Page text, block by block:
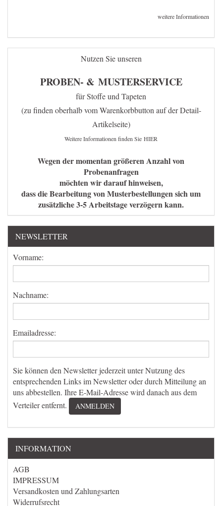
weitere Informationen
Nutzen Sie unseren
PROBEN- & MUSTERSERVICE
für Stoffe und Tapeten
(zu finden oberhalb vom Warenkorbbutton auf der Detail-
Artikelseite)
Weitere Informationen finden Sie HIER
Wegen der momentan größeren Anzahl von
Probenanfragen
möchten wir darauf hinweisen,
dass die Bearbeitung von Musterbestellungen sich um
zusätzliche 3-5 Arbeitstage verzögern kann.
NEWSLETTER
Vorname:
Nachname:
Emailadresse:
Sie können den Newsletter jederzeit unter Nutzung des
entsprechenden Links im Newsletter oder durch Mitteilung an
uns abbestellen. Ihre E-Mail-Adresse wird danach aus dem
Verteiler entfernt.
INFORMATION
AGB
IMPRESSUM
Versandkosten und Zahlungsarten
Widerrufsrecht